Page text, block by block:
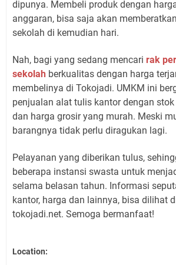
dipunya. Membeli produk dengan
anggaran, bisa saja akan
sekolah di kemudian hari.
Nah, bagi yang sedang mencari rak
sekolah berkualitas dengan harga
membelinya di Tokojadi. UMKM ini
penjualan alat tulis kantor dengan
dan harga grosir yang murah. Meski
barangnya tidak perlu diragukan lagi.
Pelayanan yang diberikan tulus,
beberapa instansi swasta untuk
selama belasan tahun. Informasi
kantor, harga dan lainnya, bisa dilihat
tokojadi.net. Semoga bermanfaat!
Location: